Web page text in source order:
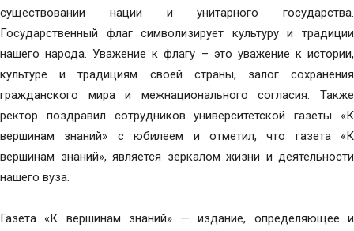
существовании нации и унитарного государства.
Государственный флаг символизирует культуру и традиции
нашего народа. Уважение к флагу – это уважение к истории,
культуре и традициям своей страны, залог сохранения
гражданского мира и межнационального согласия. Также
ректор поздравил сотрудников университетской газеты «К
вершинам знаний» с юбилеем и отметил, что газета «К
вершинам знаний», является зеркалом жизни и деятельности
нашего вуза.
Газета «К вершинам знаний» — издание, определяющее и